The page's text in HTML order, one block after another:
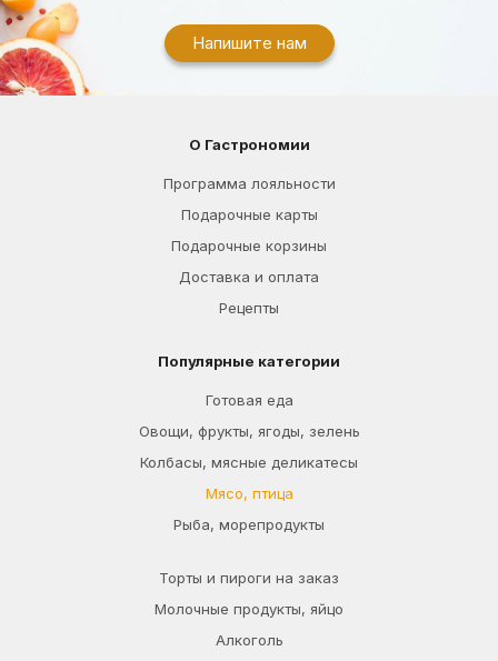
Напишите нам
О Гастрономии
Программа лояльности
Подарочные карты
Подарочные корзины
Доставка и оплата
Рецепты
Популярные категории
Готовая еда
Овощи, фрукты, ягоды, зелень
Колбасы, мясные деликатесы
Мясо, птица
Рыба, морепродукты
Торты и пироги на заказ
Молочные продукты, яйцо
Алкоголь